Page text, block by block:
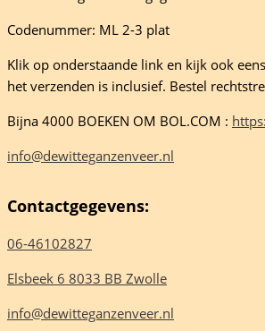
Codenummer: ML 2-3 plat
Klik op onderstaande link en kijk ook
het verzenden is inclusief. Bestel
Bijna 4000 BOEKEN OM BOL.COM :
info@dewitteganzenveer.nl
Contactgegevens:
06-46102827
Elsbeek 6 8033 BB Zwolle
info@dewitteganzenveer.nl